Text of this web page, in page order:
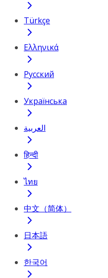
Türkçe
Ελληνικά
Русский
Українська
العربية
हिन्दी
ไทย
中文（简体）
日本語
한국어